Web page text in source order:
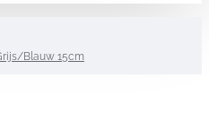
Blauw 15cm